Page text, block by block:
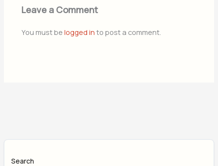
Leave a Comment
You must belogged in to post a comment.
Search